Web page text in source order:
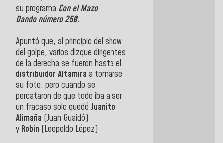
su programa Con el Mazo
Dando número 250.
Apuntó que, al principio del show
del golpe, varios dizque dirigentes
de la derecha se fueron hasta el
distribuidor Altamira a tomarse
su foto, pero cuando se
percataron de que todo iba a ser
un fracaso solo quedó Juanito
Alimaña (Juan Guaidó)
y Robin (Leopoldo López)